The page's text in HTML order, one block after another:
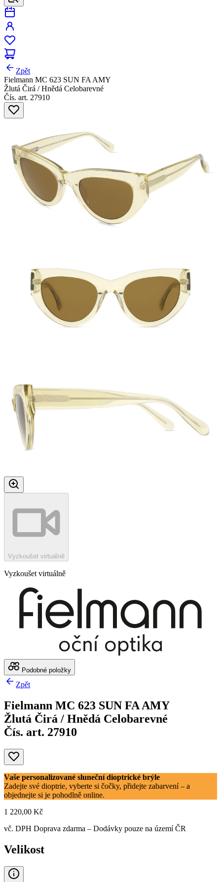
Zpět
Fielmann MC 623 SUN FA AMY
Žlutá Čirá / Hnědá Celobarevné
Čís. art. 27910
Vyzkoušet virtuálně
Vyzkoušet virtuálně
Podobné položky
Zpět
Fielmann MC 623 SUN FA AMY
Žlutá Čirá / Hnědá Celobarevné
Čís. art. 27910
Vaše personalizované sluneční dioptrické brýle
Zadejte své dioptrie, vyberte si čočky, přidejte zabarvení – a
objednejte si je pohodlně online.
1 220,00 Kč
vč. DPH Doprava zdarma – Dodávky pouze na území ČR
Velikost